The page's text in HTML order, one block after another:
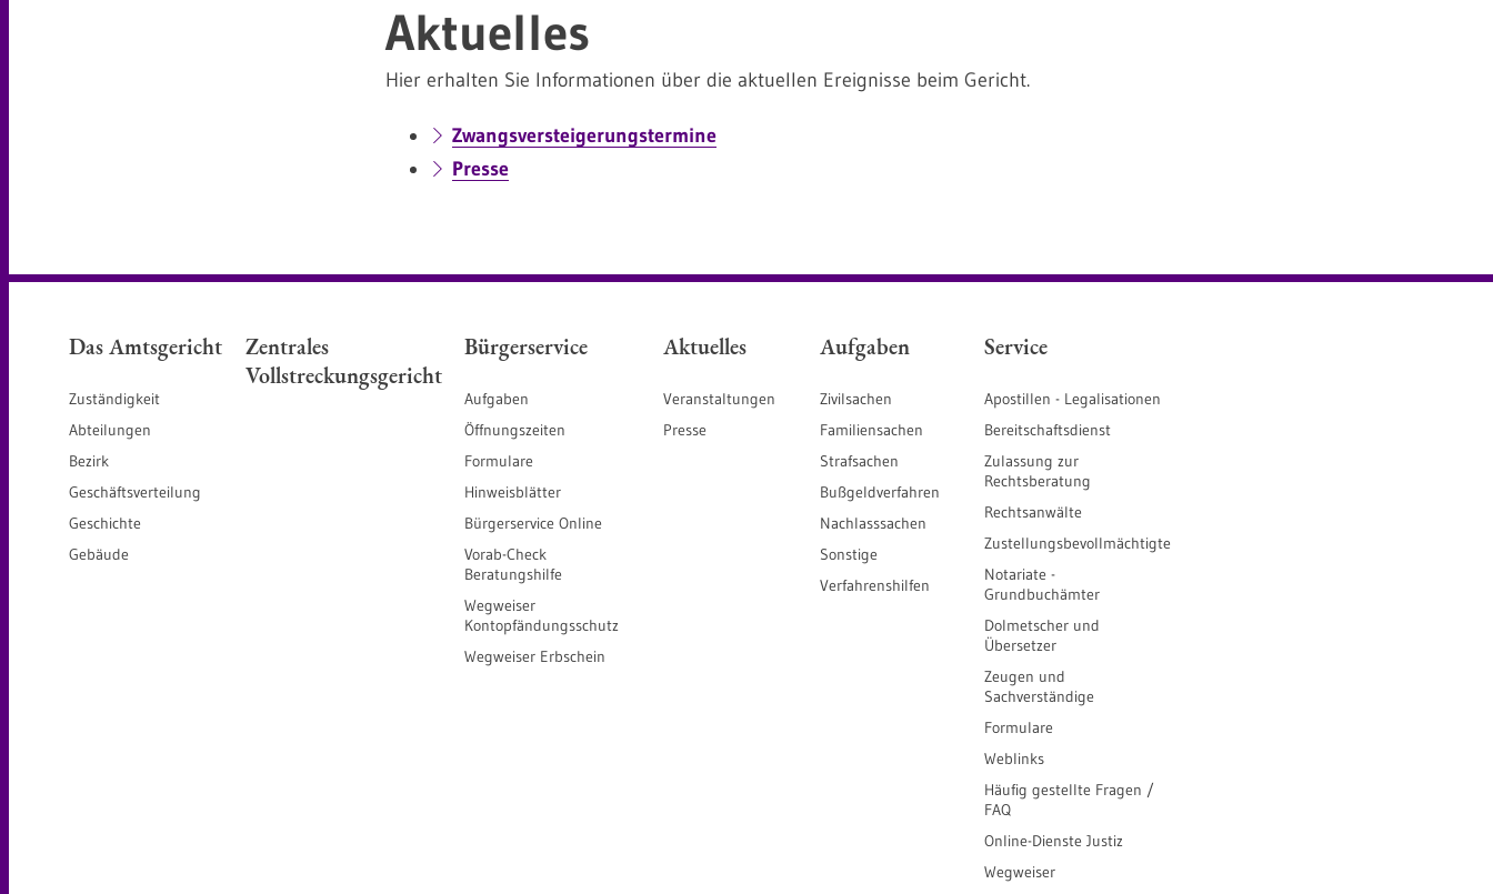
Aktuelles
Hier erhalten Sie Informationen über die aktuellen Ereignisse beim Gericht.
Zwangsversteigerungstermine
Presse
Das Amtsgericht
Zuständigkeit
Abteilungen
Bezirk
Geschäftsverteilung
Geschichte
Gebäude
Zentrales
Vollstreckungsgericht
Bürgerservice
Aufgaben
Öffnungszeiten
Formulare
Hinweisblätter
Bürgerservice Online
Vorab-Check
Beratungshilfe
Wegweiser
Kontopfändungsschutz
Wegweiser Erbschein
Aktuelles
Veranstaltungen
Presse
Aufgaben
Zivilsachen
Familiensachen
Strafsachen
Bußgeldverfahren
Nachlasssachen
Sonstige
Verfahrenshilfen
Service
Apostillen - Legalisationen
Bereitschaftsdienst
Zulassung zur
Rechtsberatung
Rechtsanwälte
Zustellungsbevollmächtigte
Notariate -
Grundbuchämter
Dolmetscher und
Übersetzer
Zeugen und
Sachverständige
Formulare
Weblinks
Häufig gestellte Fragen /
FAQ
Online-Dienste Justiz
Wegweiser